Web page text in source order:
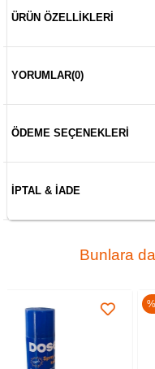
ÜRÜN ÖZELLIKLERI
YORUMLAR(0)
ÖDEME SEÇENEKLERI
İPTAL & İADE
Bunlara